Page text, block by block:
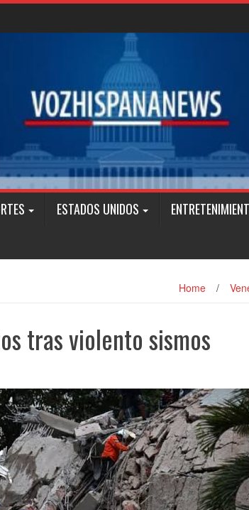
ESTADOS UNIDOS
Home /
tras violento sismos